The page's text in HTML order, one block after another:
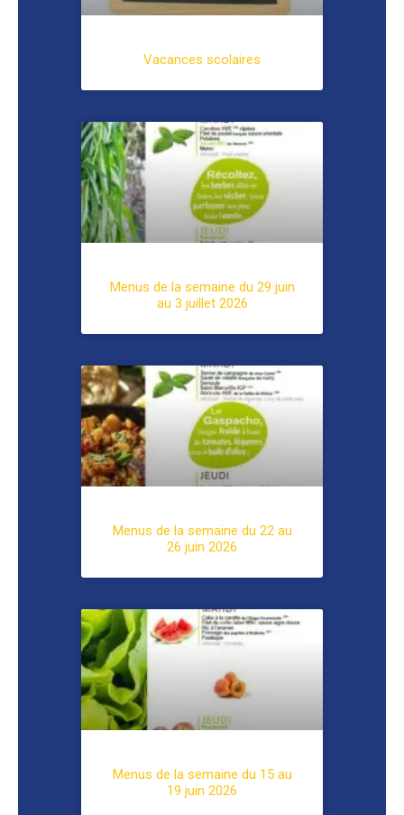
Vacances scolaires
Menus de la semaine du 29 juin
au 3 juillet 2026
Menus de la semaine du 22 au
26 juin 2026
Menus de la semaine du 15 au
19 juin 2026